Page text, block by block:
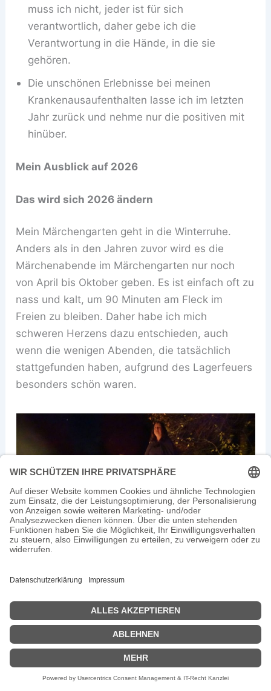
muss ich nicht, jeder ist für sich
verantwortlich, daher gebe ich die
Verantwortung in die Hände, in die sie
gehören.
Die unschönen Erlebnisse bei meinen
Krankenausaufenthalten lasse ich im letzten
Jahr zurück und nehme nur die positiven mit
hinüber.
Mein Ausblick auf 2026
Das wird sich 2026 ändern
Mein Märchengarten geht in die Winterruhe.
Anders als in den Jahren zuvor wird es die
Märchenabende im Märchengarten nur noch
von April bis Oktober geben. Es ist einfach oft zu
nass und kalt, um 90 Minuten am Fleck im
Freien zu bleiben. Daher habe ich mich
schweren Herzens dazu entschieden, auch
wenn die wenigen Abenden, die tatsächlich
stattgefunden haben, aufgrund des Lagerfeuers
besonders schön waren.
am Lagerfeuer: eine ganz besondere
Atmosphäre.
So kannst du 2026 mit mir zusammenarbeiten
Wenn Du Freude an frei und lebendig erzählten
Märchen hast, bist du bei mir richtig. Ich erzähle